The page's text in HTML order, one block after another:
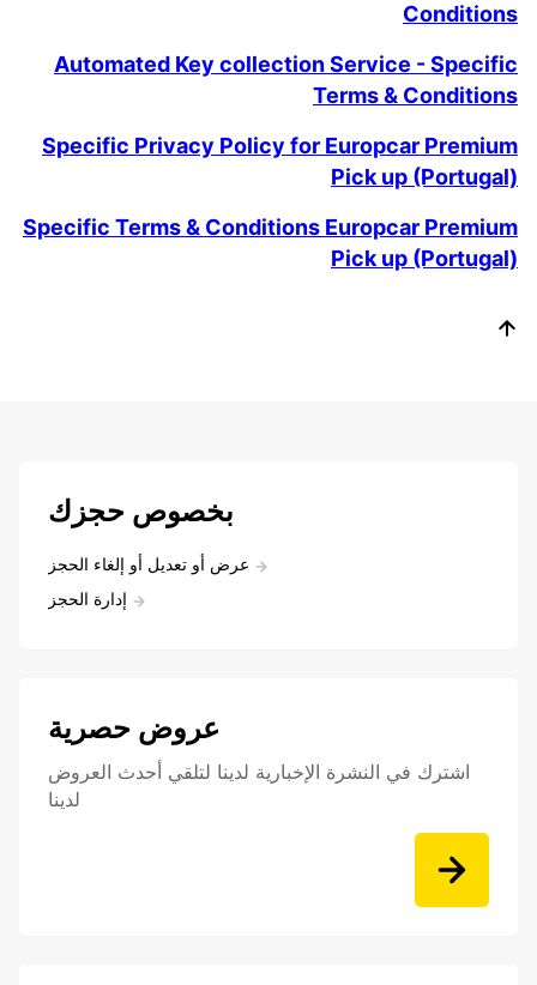
Conditions
Automated Key collection Service - Specific
Terms & Conditions
Specific Privacy Policy for Europcar Premium
Pick up (Portugal)
Specific Terms & Conditions Europcar Premium
Pick up (Portugal)
بخصوص حجزك
عرض أو تعديل أو إلغاء الحجز
إدارة الحجز
عروض حصرية
اشترك في النشرة الإخبارية لدينا لتلقي أحدث العروض
لدينا